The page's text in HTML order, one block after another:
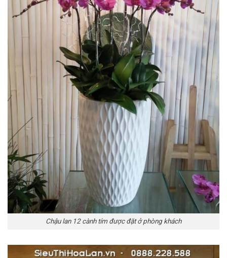
Chậu lan 12 cành tím được đặt ở phòng khách